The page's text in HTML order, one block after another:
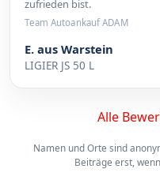
zufrieden bist.
Team Autoankauf ADAM
E. aus Warstein
LIGIER JS 50 L
Alle
Namen und Orte sind
Beiträge erst,